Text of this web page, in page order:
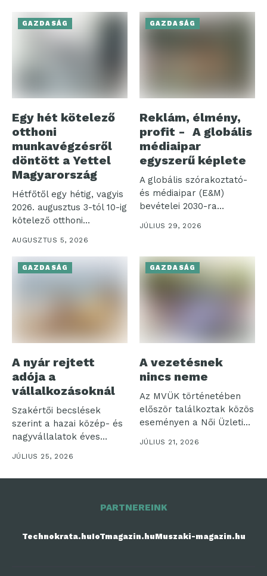
GAZDASÁG
Egy hét kötelező
otthoni
munkavégzésről
döntött a Yettel
Magyarország
Hétfőtől egy hétig, vagyis
2026. augusztus 3-tól 10-ig
kötelező otthoni
AUGUSZTUS 5, 2026
GAZDASÁG
Reklám, élmény,
profit - A globális
médiaipar
egyszerű képlete
A globális szórakoztató-
és médiaipar (E&M)
bevételei 2030-ra
elérhetik a 4,2 ezer...
JÚLIUS 29, 2026
GAZDASÁG
A nyár rejtett
adója a
vállalkozásoknál
Szakértői becslések
szerint a hazai közép- és
nagyvállalatok éves
nyereségének akár
JÚLIUS 25, 2026
GAZDASÁG
A vezetésnek
nincs neme
Az MVÜK történetében
először találkoztak közös
eseményen a Női Üzleti
Klub és...
JÚLIUS 21, 2026
PARTNEREINK
Technokrata.huIoTmagazin.huMuszaki-magazin.hu